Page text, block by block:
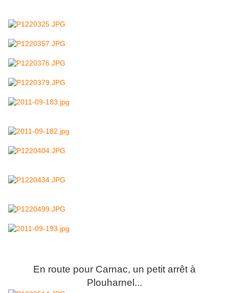
En route pour Carnac, un petit arrêt à
Plouharnel...